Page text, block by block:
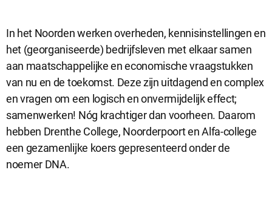
Functionele cookies
Functionele cookies hebben een functionele rol binnen de
website. De cookies zorgen ervoor dat de website goed
functioneert.
Analytische cookies
Analytische cookies geven ons inzicht in hoe de website wordt
gebruikt. Op basis van deze informatie kunnen wij deze website
gebruiksvriendelijker maken.
In het Noorden werken overheden, kennisinstellingen en
het (georganiseerde) bedrijfsleven met elkaar samen
aan maatschappelijke en economische vraagstukken
van nu en de toekomst. Deze zijn uitdagend en complex
en vragen om een logisch en onvermijdelijk effect;
samenwerken! Nóg krachtiger dan voorheen. Daarom
hebben Drenthe College, Noorderpoort en Alfa-college
een gezamenlijke koers gepresenteerd onder de
noemer DNA.